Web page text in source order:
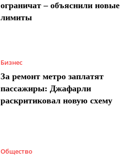
ограничат – объяснили новые
лимиты
Бизнес
За ремонт метро заплатят
пассажиры: Джафарли
раскритиковал новую схему
Общество